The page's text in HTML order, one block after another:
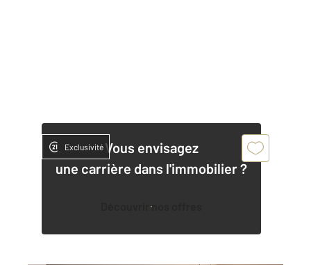
Vous envisagez
une carrière dans l'immobilier ?
Découvrir nos offres
Exclusivité